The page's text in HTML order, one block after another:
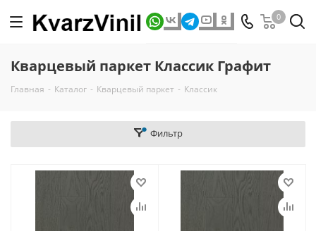
0
Кварцевый паркет Классик Графит
Главная - Каталог - Кварцевый паркет - Классик
Фильтр